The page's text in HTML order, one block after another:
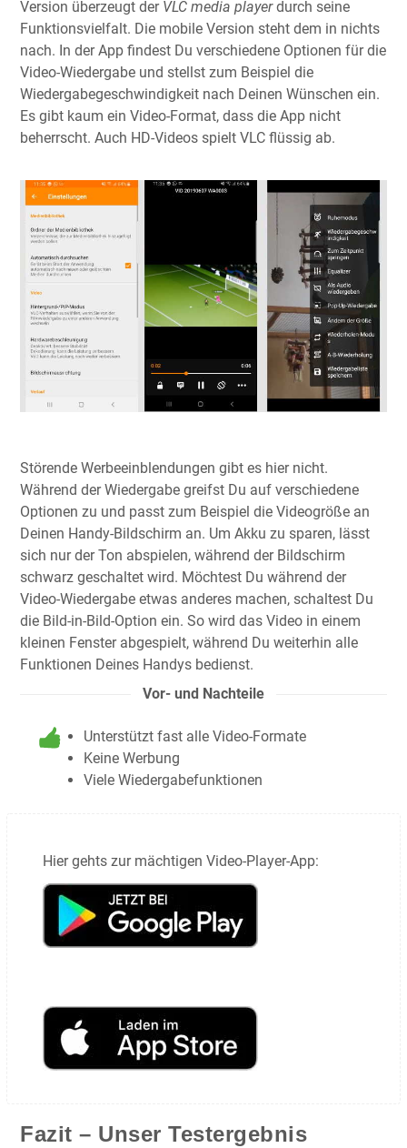
Version überzeugt der VLC media playerdurch seine
Funktionsvielfalt. Die mobile Version steht dem in nichts
nach. In der App findest Du verschiedene Optionen für die
Video-Wiedergabe und stellst zum Beispiel die
Wiedergabegeschwindigkeit nach Deinen Wünschen ein.
Es gibt kaum ein Video-Format, dass die App nicht
beherrscht. Auch HD-Videos spielt VLC flüssig ab.
Störende Werbeeinblendungen gibt es hier nicht.
Während der Wiedergabe greifst Du auf verschiedene
Optionen zu und passt zum Beispiel die Videogröße an
Deinen Handy-Bildschirm an. Um Akku zu sparen, lässt
sich nur der Ton abspielen, während der Bildschirm
schwarz geschaltet wird. Möchtest Du während der
Video-Wiedergabe etwas anderes machen, schaltest Du
die Bild-in-Bild-Option ein. So wird das Video in einem
kleinen Fenster abgespielt, während Du weiterhin alle
Funktionen Deines Handys bedienst.
Vor- und Nachteile
Unterstützt fast alle Video-Formate
Keine Werbung
Viele Wiedergabefunktionen
Hier gehts zur mächtigen Video-Player-App:
Fazit – Unser Testergebnis